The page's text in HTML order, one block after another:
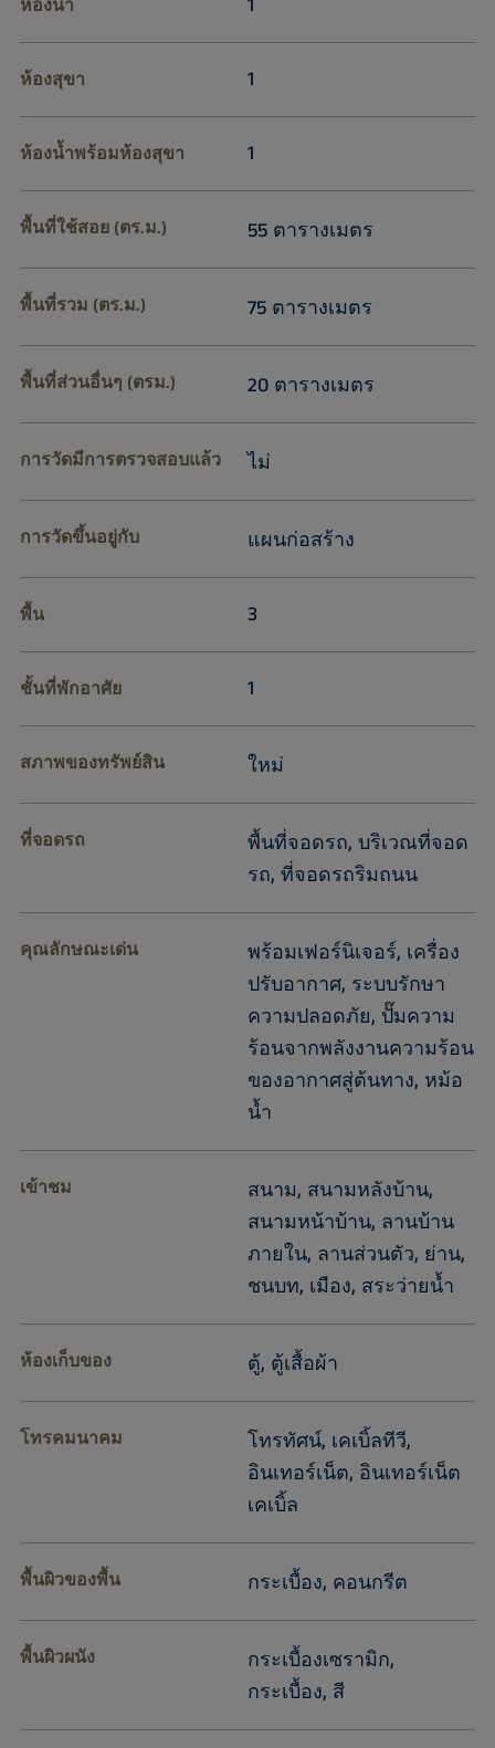
ห้องน้ำ 1
ห้องสุขา 1
ห้องน้ำพร้อมห้องสุขา 1
พื้นที่ใช้สอย (ตร.ม.) 55 ตารางเมตร
พื้นที่รวม (ตร.ม.) 75 ตารางเมตร
พื้นที่ส่วนอื่นๆ (ตรม.) 20 ตารางเมตร
การวัดมีการตรวจสอบแล้ว ไม่
การวัดขึ้นอยู่กับ แผนก่อสร้าง
พื้น 3
ชั้นที่พักอาศัย 1
สภาพของทรัพย์สิน ใหม่
ที่จอดรถ
พื้นที่จอดรถ, บริเวณที่จอด
รถ, ที่จอดรถริมถนน
คุณลักษณะเด่น
พร้อมเฟอร์นิเจอร์, เครื่อง
ปรับอากาศ, ระบบรักษา
ความปลอดภัย, ปั๊มความ
ร้อนจากพลังงานความร้อน
ของอากาศสู่ต้นทาง, หม้อ
น้ำ
เข้าชม
สนาม, สนามหลังบ้าน,
สนามหน้าบ้าน, ลานบ้าน
ภายใน, ลานส่วนตัว, ย่าน,
ชนบท, เมือง, สระว่ายน้ำ
ห้องเก็บของ ตู้, ตู้เสื้อผ้า
โทรคมนาคม
โทรทัศน์, เคเบิ้ลทีวี,
อินเทอร์เน็ต, อินเทอร์เน็ต
เคเบิ้ล
พื้นผิวของพื้น กระเบื้อง, คอนกรีต
พื้นผิวผนัง
กระเบื้องเซรามิก,
กระเบื้อง, สี